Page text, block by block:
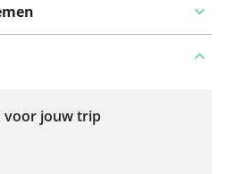
voor jouw trip